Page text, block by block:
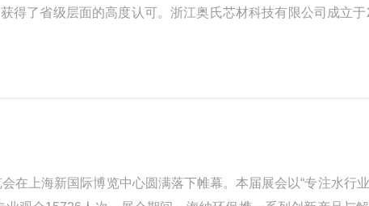
得了省级层面的高度认可。浙江奥氏芯材科技有限公司成立
在上海新国际博览中心圆满落下帷幕。本届展会以“专注水行